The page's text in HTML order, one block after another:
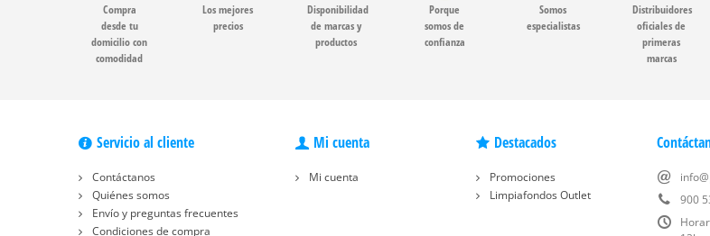
Compra
desde tu
domicilio con
comodidad
Los mejores
precios
Disponibilidad
de marcas y
productos
Porque
somos de
confianza
Somos
especialistas
Distribuidores
oficiales de
primeras
marcas
Servicio al cliente
Contáctanos
Quiénes somos
Envío y preguntas frecuentes
Condiciones de compra
Mi cuenta
Mi cuenta
Destacados
Promociones
Limpiafondos Outlet
900